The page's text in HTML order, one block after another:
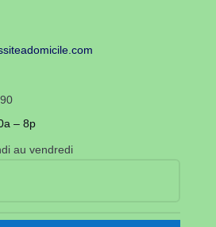
– 8p
au vendredi